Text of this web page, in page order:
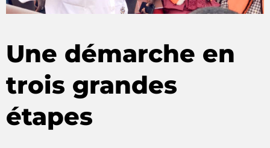
Une démarche en
trois grandes
étapes